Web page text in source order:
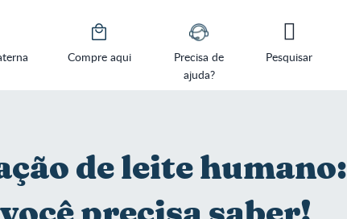
Compre aqui
Precisa de
ajuda?
Pesquisar
de leite humano: